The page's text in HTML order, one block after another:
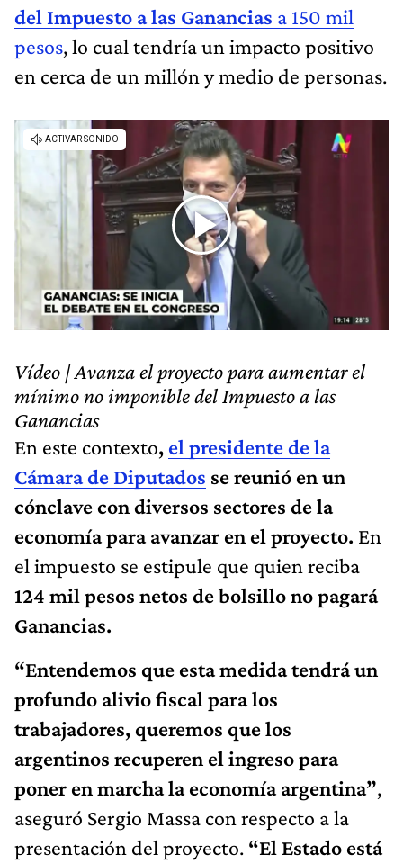
del Impuesto a las Ganancias a 150 mil
pesos, lo cual tendría un impacto positivo
en cerca de un millón y medio de personas.
Vídeo | Avanza el proyecto para aumentar el
mínimo no imponible del Impuesto a las
Ganancias
En este contexto, el presidente de la
Cámara de Diputados se reunió en un
cónclave con diversos sectores de la
economía para avanzar en el proyecto. En
el impuesto se estipule que quien reciba
124 mil pesos netos de bolsillo no pagará
Ganancias.
“Entendemos que esta medida tendrá un
profundo alivio fiscal para los
trabajadores, queremos que los
argentinos recuperen el ingreso para
poner en marcha la economía argentina”,
aseguró Sergio Massa con respecto a la
presentación del proyecto. “El Estado está